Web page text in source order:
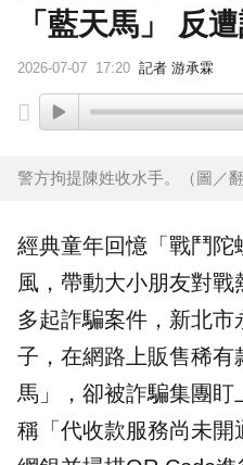
「藍天馬」 反
2026-07-07 17:20 記者 游承霖
警方拘提陳姓收水手。（圖／翻
經典童年回憶「 戰鬥陀
風，帶動大小朋友對
多起詐騙案件， 新北市
子，在網路上販售稀有
馬」，卻被詐騙集團
稱「代收款服務尚未